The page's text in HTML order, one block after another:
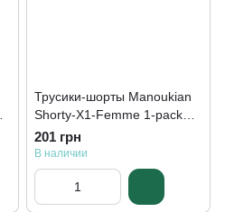
Трусики-шорты Manoukian
Shorty-X1-Femme 1-pack
dark grey — 19890192-4
201 грн
В наличии